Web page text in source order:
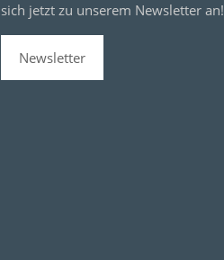
sich jetzt zu unserem Newsletter an!
Newsletter